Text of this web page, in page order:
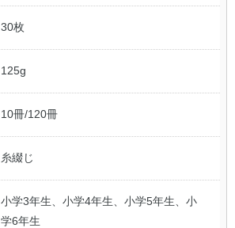
30枚
125g
10冊/120冊
糸綴じ
小学3年生、小学4年生、小学5年生、小
学6年生